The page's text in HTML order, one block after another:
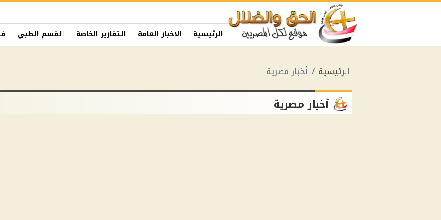
الرئيسية الاخبار العامة التقارير الخاصة القسم الطبي
الرئيسية أخبار مصرية
أخبار مصرية